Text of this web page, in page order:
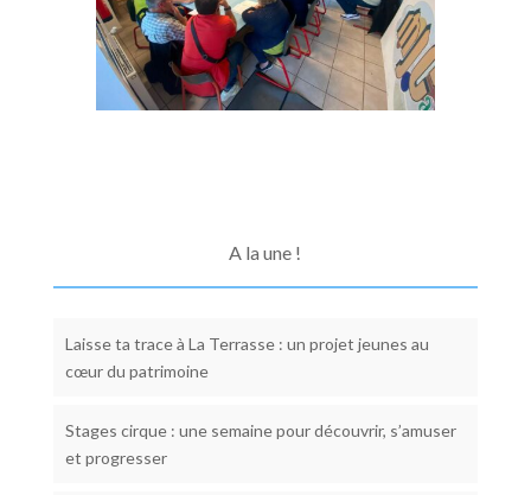
A la une !
Laisse ta trace à La Terrasse : un projet jeunes au
cœur du patrimoine
Stages cirque : une semaine pour découvrir, s’amuser
et progresser